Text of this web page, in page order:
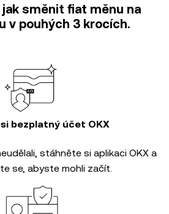
směnit fiat měnu na
v pouhých 3 krocích.
bezplatný účet OKX
stáhněte si aplikaci OKX a
se, abyste mohli začít.